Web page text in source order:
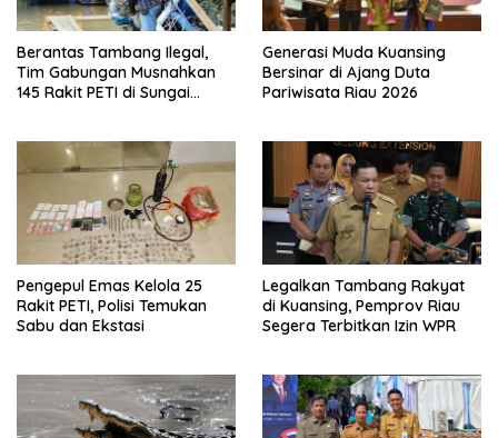
Berantas Tambang Ilegal,
Tim Gabungan Musnahkan
145 Rakit PETI di Sungai
Generasi Muda Kuansing
Bersinar di Ajang Duta
Pariwisata Riau 2026
Pengepul Emas Kelola 25
Rakit PETI, Polisi Temukan
Sabu dan Ekstasi
Legalkan Tambang Rakyat
di Kuansing, Pemprov Riau
Segera Terbitkan Izin WPR